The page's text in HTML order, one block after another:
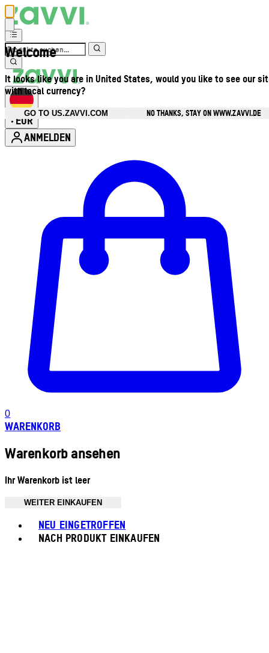
Welcome
It looks like you are in United States, would you like to see our
with local currency?
GO TO US.ZAVVI.COM
NO THANKS, STAY ON WWW.ZAVVI.DE
• EUR
ANMELDEN
0
WARENKORB
Warenkorb ansehen
Ihr Warenkorb ist leer
WEITER EINKAUFEN
NEU EINGETROFFEN
NACH PRODUKT EINKAUFEN